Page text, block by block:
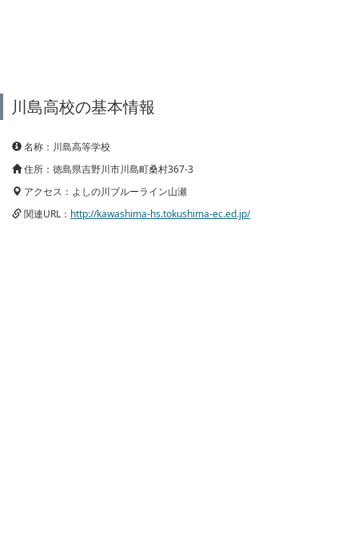
川島高校の基本情報
名称：川島高等学校
住所：徳島県吉野川市川島町桑村367-3
アクセス：よしの川ブルーライン山瀬
関連URL： http://kawashima-hs.tokushima-ec.ed.jp/